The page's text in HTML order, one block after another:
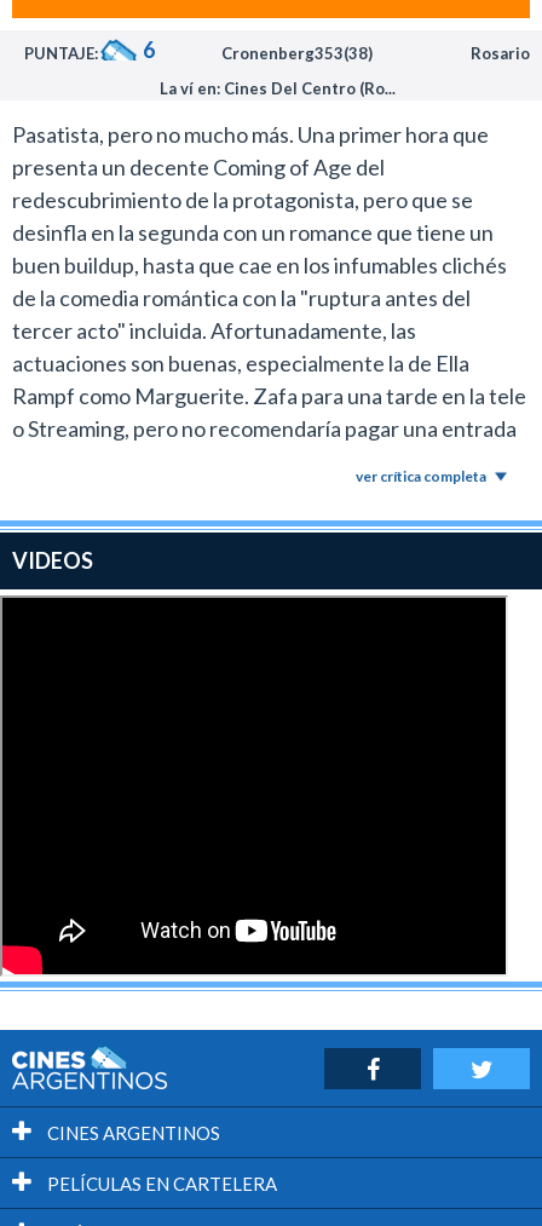
PUNTAJE: 6 Cronenberg353(38)
Rosario
La ví en: Cines Del Centro (Ro...
Pasatista, pero no mucho más. Una primer hora que
presenta un decente Coming of Age del
redescubrimiento de la protagonista, pero que se
desinfla en la segunda con un romance que tiene un
buen buildup, hasta que cae en los infumables clichés
de la comedia romántica con la "ruptura antes del
tercer acto" incluida. Afortunadamente, las
actuaciones son buenas, especialmente la de Ella
Rampf como Marguerite. Zafa para una tarde en la tele
o Streaming, pero no recomendaría pagar una entrada
ver crítica completa
VIDEOS
CINES ARGENTINOS
PELÍCULAS EN CARTELERA